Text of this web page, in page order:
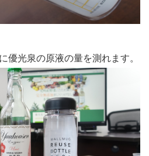
優光泉の原液の量を測れます。